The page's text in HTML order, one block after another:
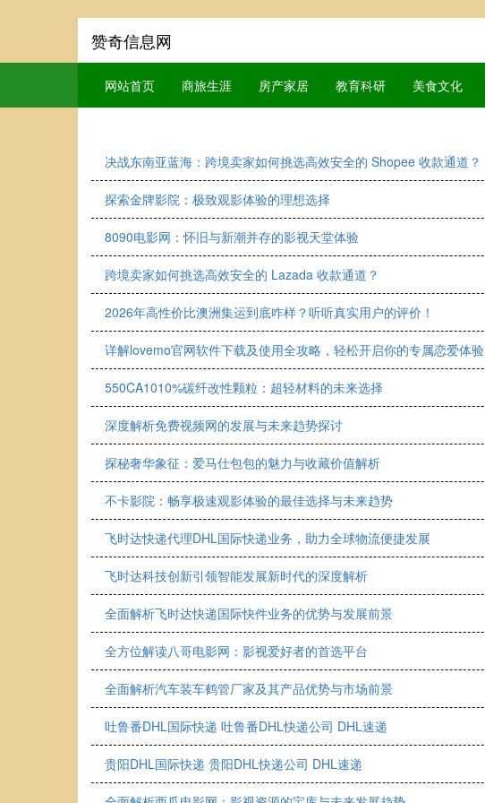
赞奇信息网
网站首页 商旅生涯 房产家居 教育科研 美食文化
决战东南亚蓝海：跨境卖家如何挑选高效安全的 Shopee 收款通道？
探索金牌影院：极致观影体验的理想选择
8090电影网：怀旧与新潮并存的影视天堂体验
跨境卖家如何挑选高效安全的 Lazada 收款通道？
2026年高性价比澳洲集运到底咋样？听听真实用户的评价！
详解lovemo官网软件下载及使用全攻略，轻松开启你的专属恋爱体验
550CA1010%碳纤改性颗粒：超轻材料的未来选择
深度解析免费视频网的发展与未来趋势探讨
探秘奢华象征：爱马仕包包的魅力与收藏价值解析
不卡影院：畅享极速观影体验的最佳选择与未来趋势
飞时达快递代理DHL国际快递业务，助力全球物流便捷发展
飞时达科技创新引领智能发展新时代的深度解析
全面解析飞时达快递国际快件业务的优势与发展前景
全方位解读八哥电影网：影视爱好者的首选平台
全面解析汽车装车鹤管厂家及其产品优势与市场前景
吐鲁番DHL国际快递 吐鲁番DHL快递公司 DHL速递
贵阳DHL国际快递 贵阳DHL快递公司 DHL速递